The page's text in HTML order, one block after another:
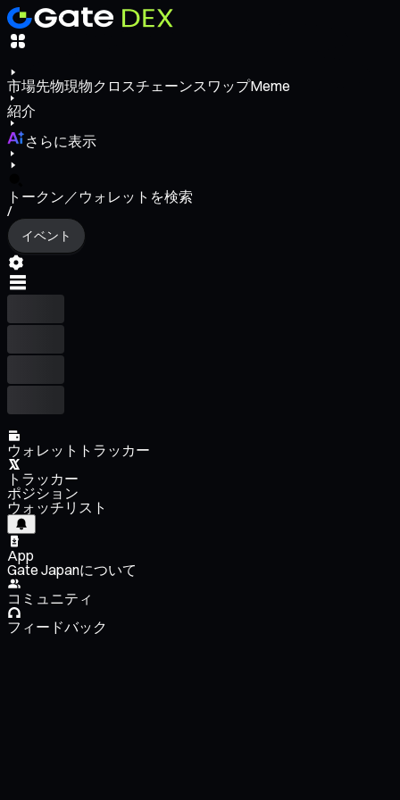
市場先物現物クロスチェーンスワップMeme
紹介
さらに表示
トークン／ウォレットを検索
/
イベント
ウォレットトラッカー
トラッカー
ポジション
ウォッチリスト
App
Gate Japanについて
コミュニティ
フィードバック